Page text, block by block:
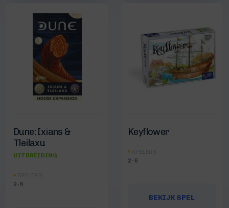
Dune: Ixians &
Tleilaxu
UITBREIDING
2-6
Keyflower
2-6
BEKIJK SPEL